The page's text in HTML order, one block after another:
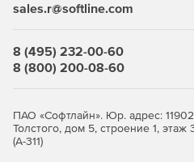
Быстродействие
Новейшие технологии
оптимизации вычислительных
Модель распространения
SeismoStruct явно учитывает
sales.r@softline.com
8 (495) 232-00-60
8 (800) 200-08-60
ПАО «Софтлайн». Юр. адрес:
Толстого, дом 5, строение 1,
(А-311)